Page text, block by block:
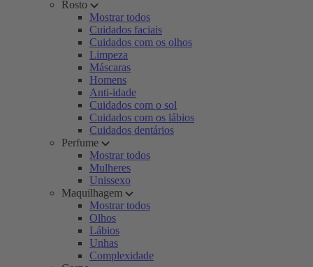
Rosto
Mostrar todos
Cuidados faciais
Cuidados com os olhos
Limpeza
Máscaras
Homens
Anti-idade
Cuidados com o sol
Cuidados com os lábios
Cuidados dentários
Perfume
Mostrar todos
Mulheres
Unissexo
Maquilhagem
Mostrar todos
Olhos
Lábios
Unhas
Complexidade